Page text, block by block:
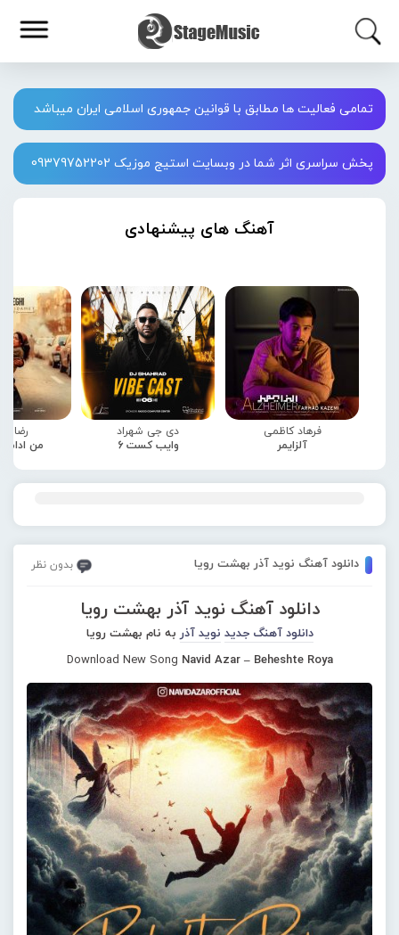
تمامی فعالیت ها مطابق با قوانین جمهوری اسلامی ایران میباشد
پخش سراسری اثر شما در وبسایت استیج موزیک 09379752202
آهنگ های پیشنهادی
فرهاد کاظمی
آلزایمر
دی جی شهراد
وایب کست 6
رضا
من
دانلود آهنگ نوید آذر بهشت رویا بدون نظر
دانلود آهنگ نوید آذر بهشت رویا
دانلود آهنگ جدید نوید آذر به نام بهشت رویا
Download New Song Navid Azar – Beheshte Roya